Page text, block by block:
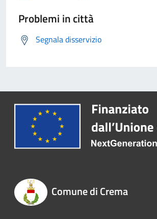
Problemi in città
Segnala disservizio
Comune di Crema